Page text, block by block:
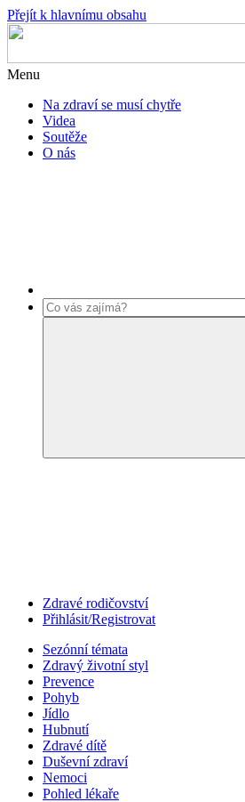
Přejít k hlavnímu obsahu
Menu
Na zdraví se musí chytře
Videa
Soutěže
O nás
Zdravé rodičovství
Přihlásit/Registrovat
Sezónní témata
Zdravý životní styl
Prevence
Pohyb
Jídlo
Hubnutí
Zdravé dítě
Duševní zdraví
Nemoci
Pohled lékaře